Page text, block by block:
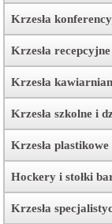
Krzesła
Krzesła
Krzesła
Krzesła szkolne i
Krzesła
Hockery i stołki
Krzesła